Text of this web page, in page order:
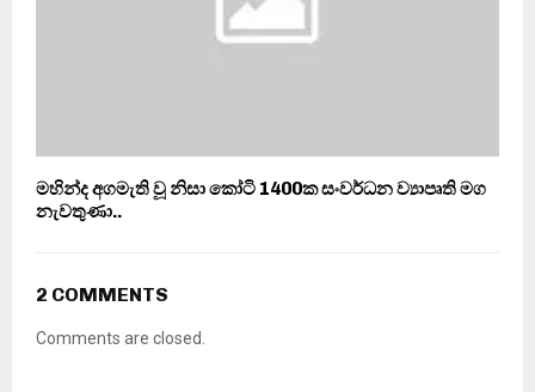
මහින්ද අගමැති වූ නිසා කෝටි 1400ක සංවර්ධන ව්‍යාපෘති මග
නැවතුණා..
2 COMMENTS
Comments are closed.